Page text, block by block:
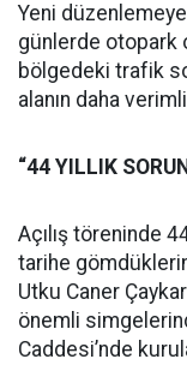
Yeni düzenlemeye
günlerde otopark
bölgedeki trafik
alanın daha
“44 YILLIK
Açılış töreninde
tarihe
Utku Caner
önemli
Caddesi’nde